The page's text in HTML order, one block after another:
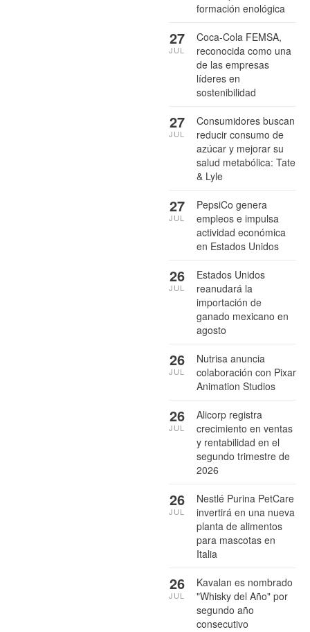
formación enológica
Coca-Cola FEMSA,
reconocida como una
de las empresas
líderes en
sostenibilidad
27
JUL
Consumidores buscan
reducir consumo de
azúcar y mejorar su
salud metabólica: Tate
& Lyle
27
JUL
PepsiCo genera
empleos e impulsa
actividad económica
en Estados Unidos
27
JUL
Estados Unidos
reanudará la
importación de
ganado mexicano en
agosto
26
JUL
Nutrisa anuncia
colaboración con Pixar
Animation Studios
26
JUL
Alicorp registra
crecimiento en ventas
y rentabilidad en el
segundo trimestre de
2026
26
JUL
Nestlé Purina PetCare
invertirá en una nueva
planta de alimentos
para mascotas en
Italia
26
JUL
Kavalan es nombrado
"Whisky del Año" por
segundo año
consecutivo
26
JUL